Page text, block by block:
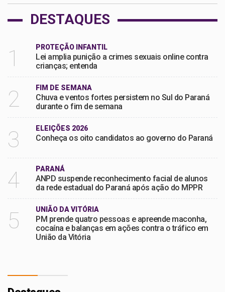
DESTAQUES
1 PROTEÇÃO INFANTIL
Lei amplia punição a crimes sexuais online contra
crianças; entenda
2 FIM DE SEMANA
Chuva e ventos fortes persistem no Sul do Paraná
durante o fim de semana
3 ELEIÇÕES 2026
Conheça os oito candidatos ao governo do Paraná
4 PARANÁ
ANPD suspende reconhecimento facial de alunos
da rede estadual do Paraná após ação do MPPR
5 UNIÃO DA VITÓRIA
PM prende quatro pessoas e apreende maconha,
cocaína e balanças em ações contra o tráfico em
União da Vitória